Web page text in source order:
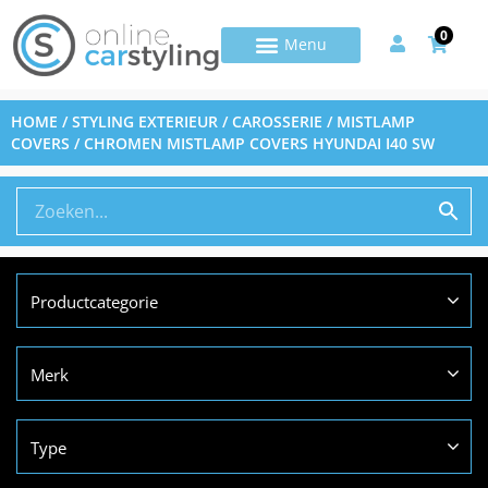
0
HOME /STYLING EXTERIEUR /CAROSSERIE / MISTLAMP
COVERS / CHROMEN MISTLAMP COVERS HYUNDAI I40 SW
Productcategorie
Merk
Type